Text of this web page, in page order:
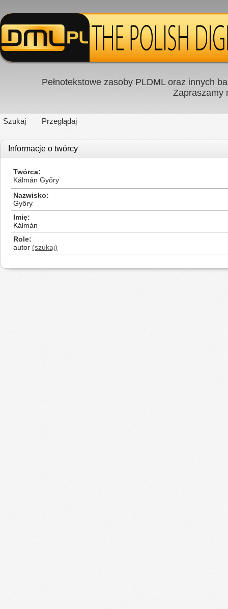
Pełnotekstowe zasoby PLDML oraz innych
Zapraszamy
Szukaj Przeglądaj
Informacje o twórcy
Twórca
Kálmán Győry
Nazwisko
Győry
Imię
Kálmán
Role
autor (szukaj)